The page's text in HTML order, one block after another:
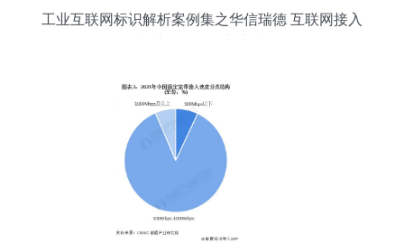
工业互联网标识解析案例集之华信瑞德 互联网接入